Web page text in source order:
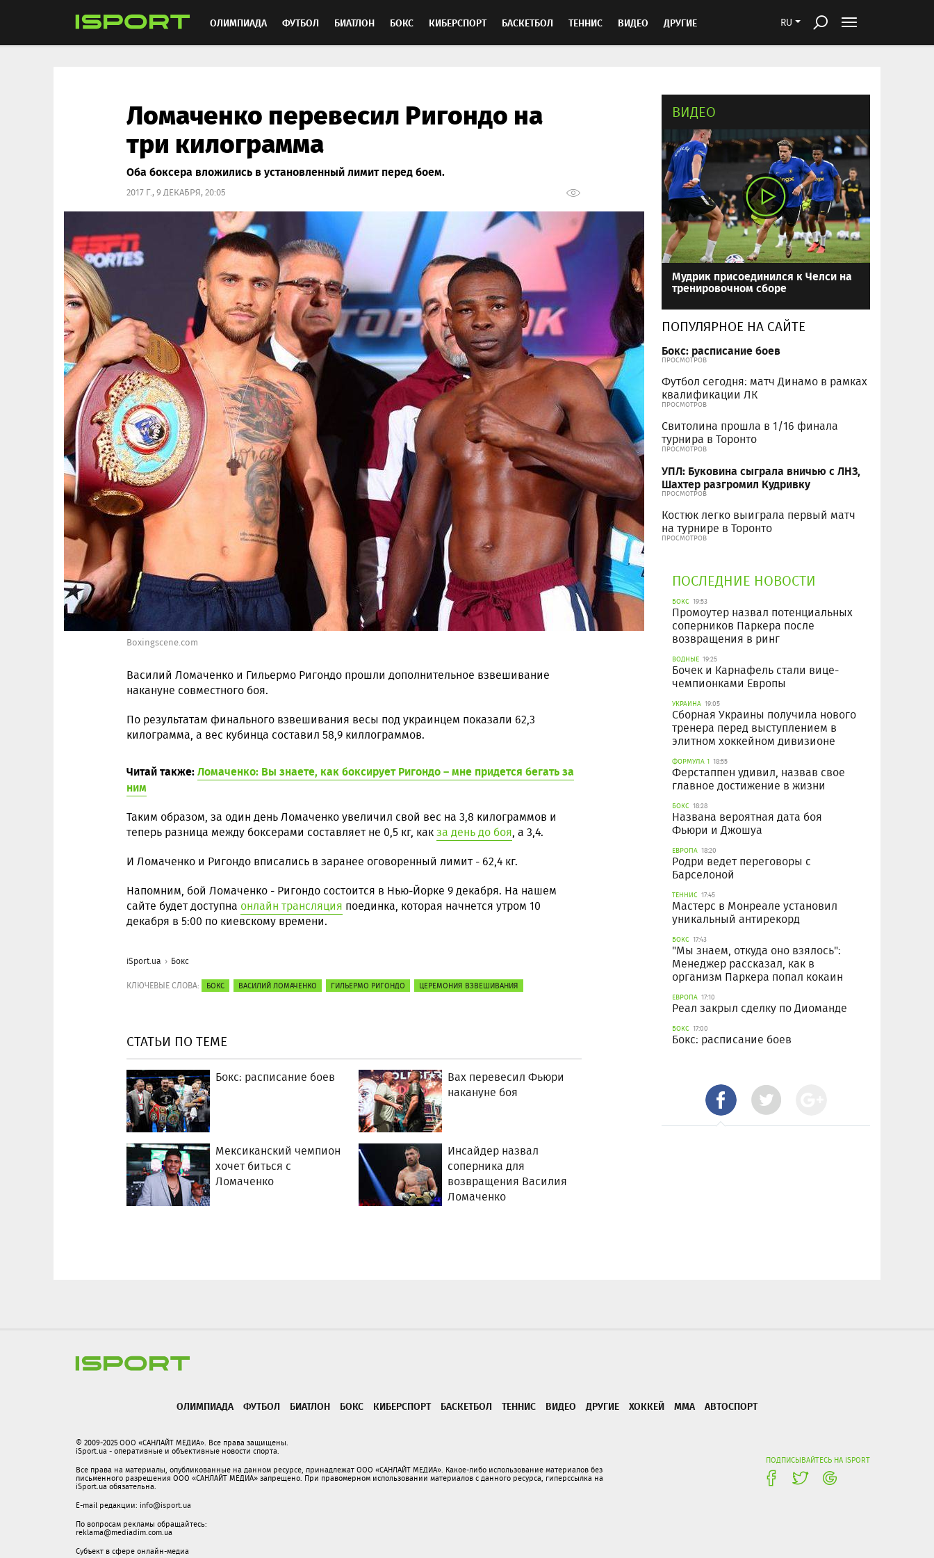
RU
ОЛИМПИАДА ФУТБОЛ БИАТЛОН БОКС КИБЕРСПОРТ БАСКЕТБОЛ ТЕННИС ВИДЕО ДРУГИЕ
Ломаченко перевесил Ригондо на
три килограмма
Оба боксера вложились в установленный лимит перед боем.
2017 Г., 9 ДЕКАБРЯ, 20:05
Boxingscene.com
Василий Ломаченко и Гильермо Ригондо прошли дополнительное взвешивание
накануне совместного боя.
По результатам финального взвешивания весы под украинцем показали 62,3
килограмма, а вес кубинца составил 58,9 киллограммов.
Читай также:Ломаченко: Вы знаете, как боксирует Ригондо – мне придется бегать за
ним
Таким образом, за один день Ломаченко увеличил свой вес на 3,8 килограммов и
теперь разница между боксерами составляет не 0,5 кг, какза день до боя, а 3,4.
И Ломаченко и Ригондо вписались в заранее оговоренный лимит - 62,4 кг.
Напомним, бой Ломаченко - Ригондо состоится в Нью-Йорке 9 декабря. На нашем
сайте будет доступна онлайн трансляция поединка, которая начнется утром 10
декабря в 5:00 по киевскому времени.
iSport.ua Бокс
КЛЮЧЕВЫЕ СЛОВА: БОКС ВАСИЛИЙ ЛОМАЧЕНКО ГИЛЬЕРМО РИГОНДО ЦЕРЕМОНИЯ ВЗВЕШИВАНИЯ
СТАТЬИ ПО ТЕМЕ
Бокс: расписание боев
Вах перевесил Фьюри
накануне боя
Мексиканский чемпион
хочет биться с
Ломаченко
Инсайдер назвал
соперника для
возвращения Василия
Ломаченко
ВИДЕО
Мудрик присоединился к Челси на
тренировочном сборе
ПОПУЛЯРНОЕ НА САЙТЕ
Бокс: расписание боев
ПРОСМОТРОВ
Футбол сегодня: матч Динамо в рамках
квалификации ЛК
ПРОСМОТРОВ
Свитолина прошла в 1/16 финала
турнира в Торонто
ПРОСМОТРОВ
УПЛ: Буковина сыграла вничью с ЛНЗ,
Шахтер разгромил Кудривку
ПРОСМОТРОВ
Костюк легко выиграла первый матч
на турнире в Торонто
ПРОСМОТРОВ
ПОСЛЕДНИЕ НОВОСТИ
БОКС 19:53
Промоутер назвал потенциальных
соперников Паркера после
возвращения в ринг
ВОДНЫЕ 19:25
Бочек и Карнафель стали вице-
чемпионками Европы
УКРАИНА 19:05
Сборная Украины получила нового
тренера перед выступлением в
элитном хоккейном дивизионе
ФОРМУЛА 1 18:55
Ферстаппен удивил, назвав свое
главное достижение в жизни
БОКС 18:28
Названа вероятная дата боя
Фьюри и Джошуа
ЕВРОПА 18:20
Родри ведет переговоры с
Барселоной
ТЕННИС 17:45
Мастерс в Монреале установил
уникальный антирекорд
БОКС 17:43
"Мы знаем, откуда оно взялось":
Менеджер рассказал, как в
организм Паркера попал кокаин
ЕВРОПА 17:10
Реал закрыл сделку по Диоманде
БОКС 17:00
Бокс: расписание боев
ОЛИМПИАДА ФУТБОЛ БИАТЛОН БОКС КИБЕРСПОРТ БАСКЕТБОЛ ТЕННИС ВИДЕО ДРУГИЕ ХОККЕЙ ММА АВТОСПОРТ
ПОДПИСЫВАЙТЕСЬ НА ISPORT
© 2009-2025 ООО «САНЛАЙТ МЕДИА». Все права защищены.
iSport.ua - оперативные и объективные новости спорта.
Все права на материалы, опубликованные на данном ресурсе, принадлежат ООО «САНЛАЙТ МЕДИА». Какое-либо использование материалов без
письменного разрешения ООО «САНЛАЙТ МЕДИА» запрещено. При правомерном использовании материалов с данного ресурса, гиперссылка на
iSport.ua обязательна.
E-mail редакции: info@isport.ua
По вопросам рекламы обращайтесь:
reklama@mediadim.com.ua
Субъект в сфере онлайн-медиа